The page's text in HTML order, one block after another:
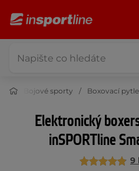
Bojové sporty Boxovací pytle
Elektronický
inSPORTline
9